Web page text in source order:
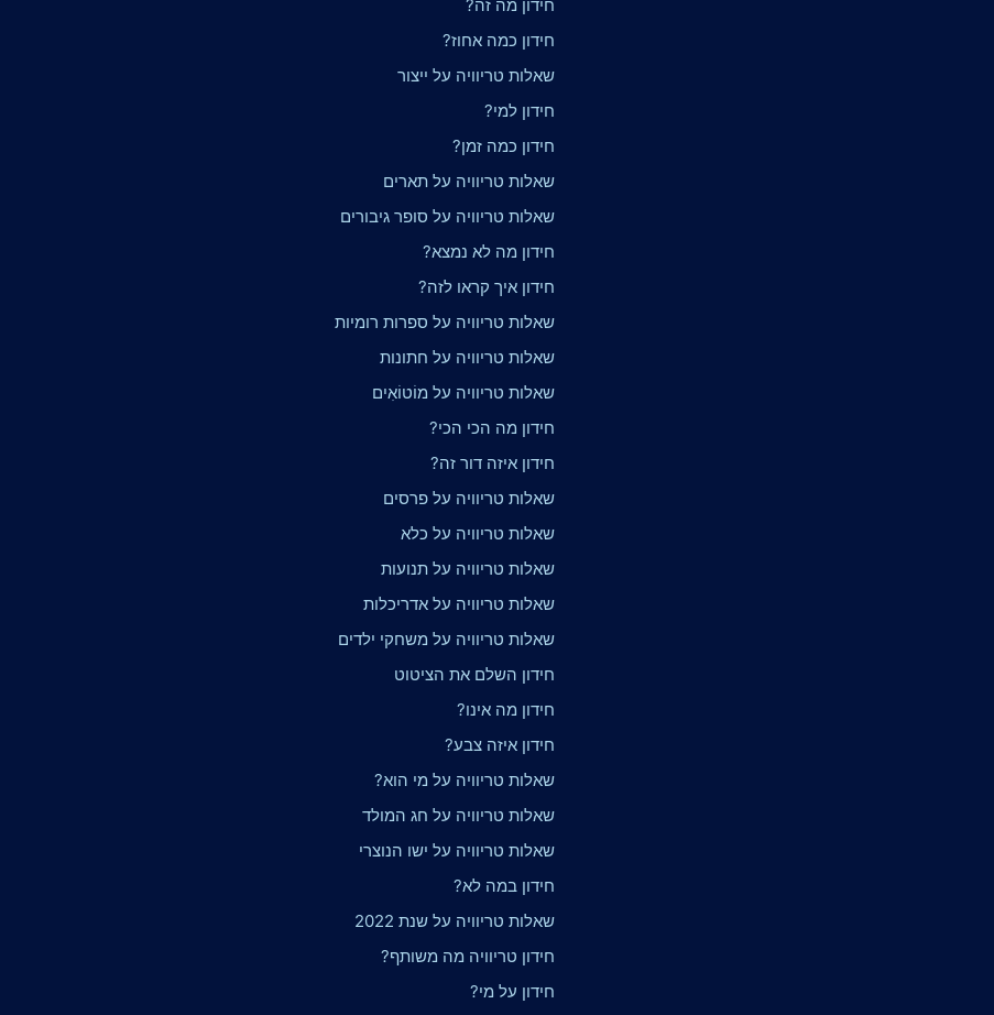
חידון מה זה?
חידון כמה אחוז?
שאלות טריוויה על ייצור
חידון למי?
חידון כמה זמן?
שאלות טריוויה על תארים
שאלות טריוויה על סופר גיבורים
חידון מה לא נמצא?
חידון איך קראו לזה?
שאלות טריוויה על ספרות רומיות
שאלות טריוויה על חתונות
שאלות טריוויה על מוֹטוֹאִים
חידון מה הכי הכי?
חידון איזה דור זה?
שאלות טריוויה על פרסים
שאלות טריוויה על כלא
שאלות טריוויה על תנועות
שאלות טריוויה על אדריכלות
שאלות טריוויה על משחקי ילדים
חידון השלם את הציטוט
חידון מה אינו?
חידון איזה צבע?
שאלות טריוויה על מי הוא?
שאלות טריוויה על חג המולד
שאלות טריוויה על ישו הנוצרי
חידון במה לא?
שאלות טריוויה על שנת 2022
חידון טריוויה מה משותף?
חידון על מי?